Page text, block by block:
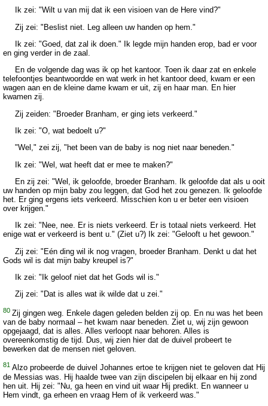
Ik zei: "Wilt u van mij dat ik een visioen van de Here vind?"
Zij zei: "Beslist niet. Leg alleen uw handen op hem."
Ik zei: "Goed, dat zal ik doen." Ik legde mijn handen erop, bad er voor
en ging verder in de zaal.
En de volgende dag was ik op het kantoor. Toen ik daar zat en enkele
telefoontjes beantwoordde en wat werk in het kantoor deed, kwam er een
wagen aan en de kleine dame kwam er uit, zij en haar man. En hier
kwamen zij.
Zij zeiden: "Broeder Branham, er ging iets verkeerd."
Ik zei: "O, wat bedoelt u?"
"Wel," zei zij, "het been van de baby is nog niet naar beneden."
Ik zei: "Wel, wat heeft dat er mee te maken?"
En zij zei: "Wel, ik geloofde, broeder Branham. Ik geloofde dat als u ooit
uw handen op mijn baby zou leggen, dat God het zou genezen. Ik geloofde
het. Er ging ergens iets verkeerd. Misschien kon u er beter een visioen
over krijgen."
Ik zei: "Nee, nee. Er is niets verkeerd. Er is totaal niets verkeerd. Het
enige wat er verkeerd is bent u." (Ziet u?) Ik zei: "Gelooft u het gewoon."
Zij zei: "Eén ding wil ik nog vragen, broeder Branham. Denkt u dat het
Gods wil is dat mijn baby kreupel is?"
Ik zei: "Ik geloof niet dat het Gods wil is."
Zij zei: "Dat is alles wat ik wilde dat u zei."
80 Zij gingen weg. Enkele dagen geleden belden zij op. En nu was het been
van de baby normaal – het kwam naar beneden. Ziet u, wij zijn gewoon
opgejaagd, dat is alles. Alles verloopt naar behoren. Alles is
overeenkomstig de tijd. Dus, wij zien hier dat de duivel probeert te
bewerken dat de mensen niet geloven.
81 Alzo probeerde de duivel Johannes ertoe te krijgen niet te geloven dat Hij
de Messias was. Hij haalde twee van zijn discipelen bij elkaar en hij zond
hen uit. Hij zei: "Nu, ga heen en vind uit waar Hij predikt. En wanneer u
Hem vindt, ga erheen en vraag Hem of ik verkeerd was."